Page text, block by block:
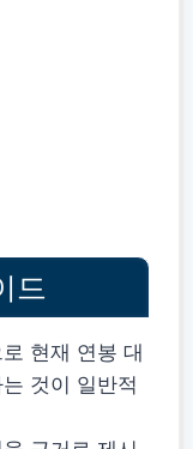
드
현재 연봉 대
것이 일반적